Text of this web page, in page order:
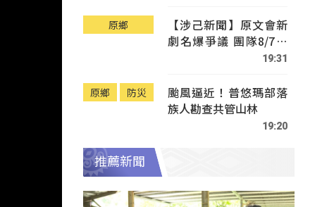
原鄉
【涉己新聞】原文會新
劇名爆爭議 團隊8/7赴
19:31
原鄉 防災
颱風逼近！普悠瑪部落
族人勘查共管山林
19:20
推薦新聞